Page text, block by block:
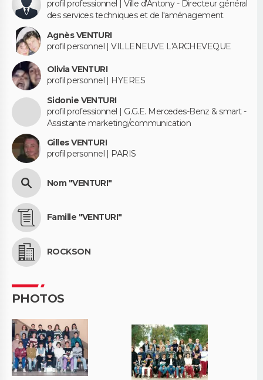
profil professionnel | Ville d'Antony - Directeur général
des services techniques et de l'aménagement
Agnès VENTURI
profil personnel | VILLENEUVE L'ARCHEVEQUE
Olivia VENTURI
profil personnel | HYERES
Sidonie VENTURI
profil professionnel | G.G.E. Mercedes-Benz & smart -
Assistante marketing/communication
Gilles VENTURI
profil personnel | PARIS
Nom "VENTURI"
Famille "VENTURI"
ROCKSON
PHOTOS